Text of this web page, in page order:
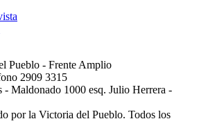
Pueblo - Frente Amplio
2909 3315
- Maldonado 1000 esq. Julio Herrera -
por la Victoria del Pueblo. Todos los